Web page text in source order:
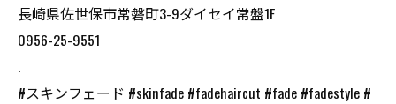
長崎県佐世保市常磐町3-9ダイセイ常盤1F
0956-25-9551
.
#スキンフェード #skinfade #fadehaircut #fade #fadestyle #